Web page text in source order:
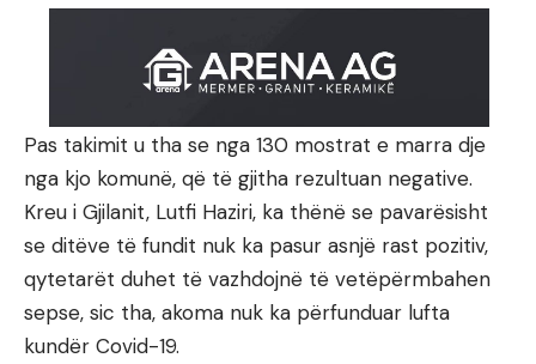
Pas takimit u tha se nga 130 mostrat e marra dje
nga kjo komunë, që të gjitha rezultuan negative.
Kreu i Gjilanit, Lutfi Haziri, ka thënë se pavarësisht
se ditëve të fundit nuk ka pasur asnjë rast pozitiv,
qytetarët duhet të vazhdojnë të vetëpërmbahen
sepse, sic tha, akoma nuk ka përfunduar lufta
kundër Covid-19.